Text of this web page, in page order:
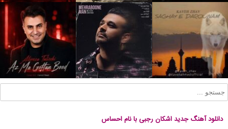
دانلود آهنگ جدید اشکان رجبی با نام احساس